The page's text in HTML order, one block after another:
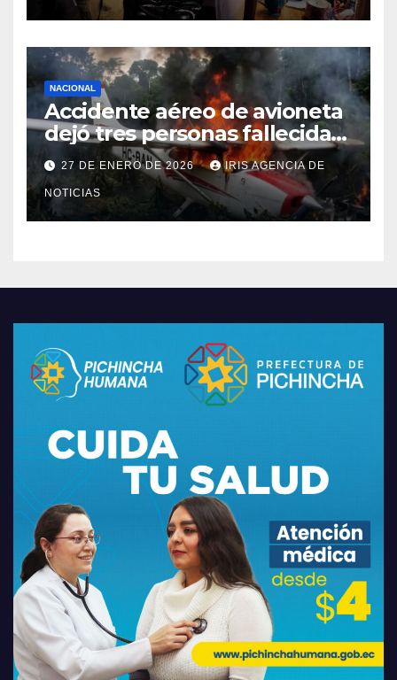
NACIONAL
Accidente aéreo de avioneta
dejó tres personas fallecidas
en provincia de Morona
Santiago
27 DE ENERO DE 2026 IRIS AGENCIA DE
NOTICIAS